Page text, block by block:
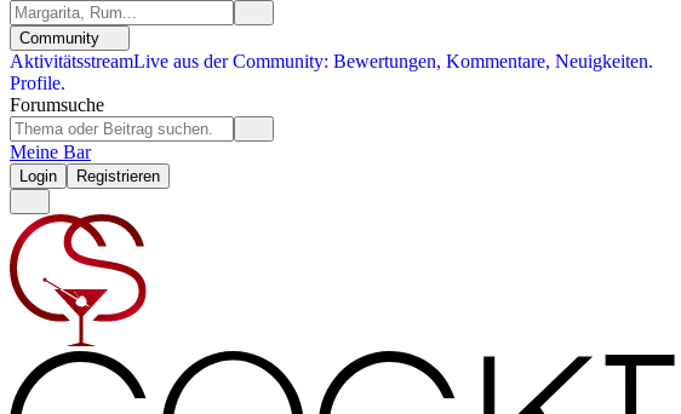
Community
AktivitätsstreamLive aus der Community: Bewertungen, Kommentare, Neuigkeiten.
Profile.
Forumsuche
Meine Bar
Login Registrieren